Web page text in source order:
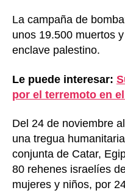
La campaña de
unos 19.500 muertos
enclave palestino.
Le puede interesar:
por el terremoto en
Del 24 de noviembre
una tregua
conjunta de Catar,
80 rehenes israelíes
mujeres y niños, por